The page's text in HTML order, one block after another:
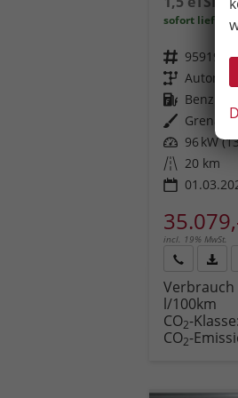
sofort
Fahrzeugnr. 95919
Getriebe
Kraftstoff Benzin
Außenfarbe
Leistung 96 kW
Kilometerstand 20 km
incl. 19% MwSt.
anfordern
l/100km
CO2-Klasse:
CO2-